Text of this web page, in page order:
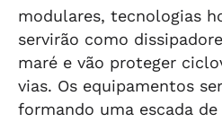
modulares, tecnologias
servirão como
maré e vão proteger
vias. Os equipamentos
formando uma escada